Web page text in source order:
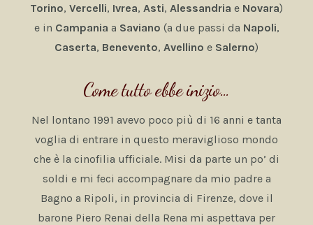
Torino, Vercelli, Ivrea, Asti, Alessandria e Novara)
e in Campania a Saviano (a due passi da Napoli,
Caserta, Benevento, Avellino e Salerno)
Come tutto ebbe inizio…
Nel lontano 1991 avevo poco più di 16 anni e tanta
voglia di entrare in questo meraviglioso mondo
che è la cinofilia ufficiale. Misi da parte un po’ di
soldi e mi feci accompagnare da mio padre a
Bagno a Ripoli, in provincia di Firenze, dove il
barone Piero Renai della Rena mi aspettava per